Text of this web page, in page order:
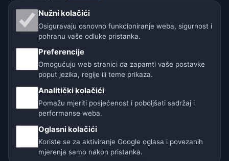
Zaštita privatnosti
Kolačići
Uvjeti korištenja
Isključenje odgovornosti
Pomažemo životinjama
Nužni kolačići
Osiguravaju osnovno funkcioniranje weba, sigurnost i
pohranu vaše odluke pristanka.
Preferencije
Omogućuju web stranici da zapamti vaše postavke
poput jezika, regije ili teme prikaza.
Analitički kolačići
Pomažu mjeriti posjećenost i poboljšati sadržaj i
performanse weba.
Oglasni kolačići
Koriste se za aktiviranje Google oglasa i povezanih
mjerenja samo nakon pristanka.